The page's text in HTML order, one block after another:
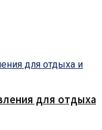
для отдыха